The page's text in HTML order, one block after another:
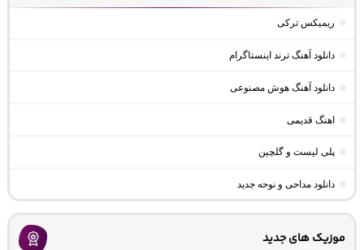
ریمیکس ترکی
دانلود آهنگ ترند اینستاگرام
دانلود آهنگ هوش مصنوعی
اهنگ قدیمی
پلی لیست و گلچین
دانلود مداحی و نوحه جدید
موزیک های جدید